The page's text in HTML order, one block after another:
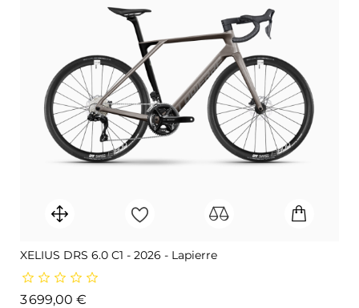
XELIUS DRS 6.0 C1 - 2026 - Lapierre
3 699,00 €